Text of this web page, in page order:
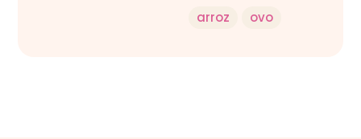
arroz ovo